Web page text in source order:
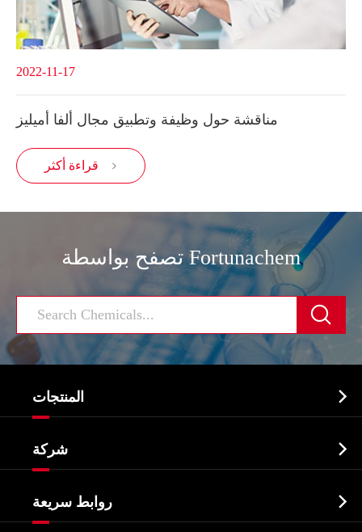
2022-11-17
مناقشة حول وظيفة وتطبيق مجال ألفا أميليز
قراءة أكثر 
تصفح بواسطة Fortunachem

المنتجات 
الصيدلانية وسيطة
البيوكيميائية
Agrochemicals و الوسطيات
شركة 
شهادات و مصنع تظهر
روابط سريعة 